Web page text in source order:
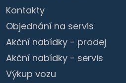
Kontakty
Objednání na servis
Akční nabídky - prodej
Akční nabídky - servis
Výkup vozu